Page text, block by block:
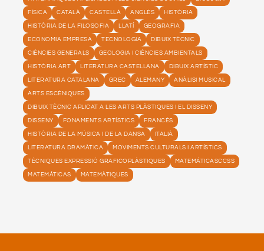
FÍSICA CATALÀ CASTELLÀ ANGLÈS HISTÒRIA
HISTÒRIA DE LA FILOSOFIA LLATÍ GEOGRAFIA
ECONOMIA EMPRESA TECNOLOGIA DIBUIX TÈCNIC
CIÈNCIES GENERALS GEOLOGIA I CIÈNCIES AMBIENTALS
HISTÒRIA ART LITERATURA CASTELLANA DIBUIX ARTÍSTIC
LITERATURA CATALANA GREC ALEMANY ANÀLISI MUSICAL
ARTS ESCÈNIQUES
DIBUIX TÈCNIC APLICAT A LES ARTS PLÀSTIQUES I EL DISSENY
DISSENY FONAMENTS ARTÍSTICS FRANCÈS
HISTÒRIA DE LA MÚSICA I DE LA DANSA ITALIÀ
LITERATURA DRAMÀTICA MOVIMENTS CULTURALS I ARTÍSTICS
TÈCNIQUES EXPRESSIÓ GRAFICOPLÀSTIQUES MATEMÁTICASCCSS
MATEMÁTICAS MATEMÀTIQUES